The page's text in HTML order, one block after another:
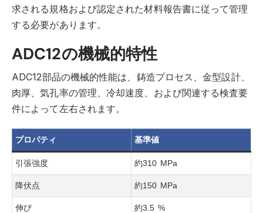
求される規格および認定された材料報告書に従って管理
する必要があります。
ADC12の機械的特性
ADC12部品の機械的性能は、鋳造プロセス、金型設計、
肉厚、気孔率の管理、冷却速度、および関連する検査要
件によって左右されます。
プロパティ 基準値
引張強度 約310 MPa
降伏点 約150 MPa
伸び 約3.5 %